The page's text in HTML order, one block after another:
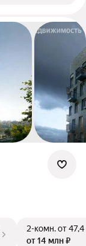
2-комн.от
от 14 млн ₽